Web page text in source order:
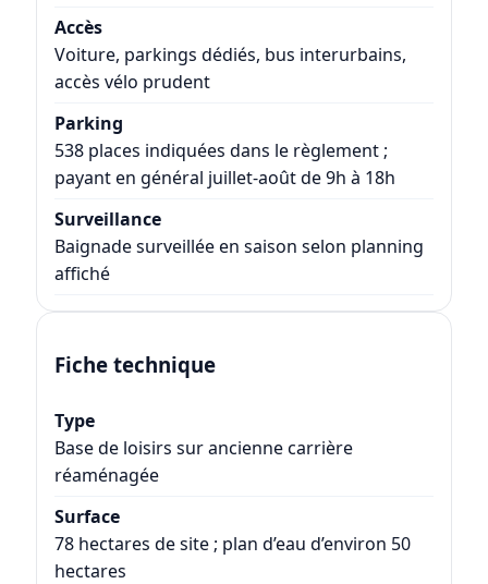
Accès
Voiture, parkings dédiés, bus interurbains,
accès vélo prudent
Parking
538 places indiquées dans le règlement ;
payant en général juillet-août de 9h à 18h
Surveillance
Baignade surveillée en saison selon planning
affiché
Fiche technique
Type
Base de loisirs sur ancienne carrière
réaménagée
Surface
78 hectares de site ; plan d’eau d’environ 50
hectares